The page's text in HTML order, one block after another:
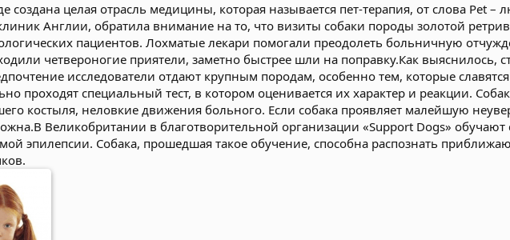
создана целая отрасль медицины, которая называется пет-терапия, от слова Pet
Англии, обратила внимание на то, что визиты собаки породы золотой
пациентов. Лохматые лекари помогали преодолеть больничную
четвероногие приятели, заметно быстрее шли на поправку.Как выяснилось,
исследователи отдают крупным породам, особенно тем, которые
проходят специальный тест, в котором оценивается их характер и реакции.
костыля, неловкие движения больного. Если собака проявляет малейшую
Великобритании в благотворительной организации «Support Dogs»
эпилепсии. Собака, прошедшая такое обучение, способна распознать